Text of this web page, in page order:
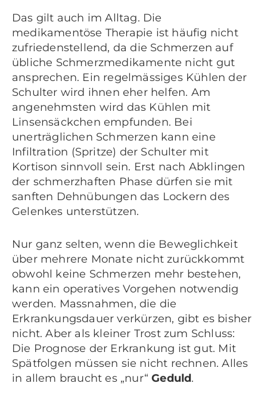
Das gilt auch im Alltag. Die
medikamentöse Therapie ist häufig nicht
zufriedenstellend, da die Schmerzen auf
übliche Schmerzmedikamente nicht gut
ansprechen. Ein regelmässiges Kühlen der
Schulter wird ihnen eher helfen. Am
angenehmsten wird das Kühlen mit
Linsensäckchen empfunden. Bei
unerträglichen Schmerzen kann eine
Infiltration (Spritze) der Schulter mit
Kortison sinnvoll sein. Erst nach Abklingen
der schmerzhaften Phase dürfen sie mit
sanften Dehnübungen das Lockern des
Gelenkes unterstützen.
Nur ganz selten, wenn die Beweglichkeit
über mehrere Monate nicht zurückkommt
obwohl keine Schmerzen mehr bestehen,
kann ein operatives Vorgehen notwendig
werden. Massnahmen, die die
Erkrankungsdauer verkürzen, gibt es bisher
nicht. Aber als kleiner Trost zum Schluss:
Die Prognose der Erkrankung ist gut. Mit
Spätfolgen müssen sie nicht rechnen. Alles
in allem braucht es „nur“Geduld.